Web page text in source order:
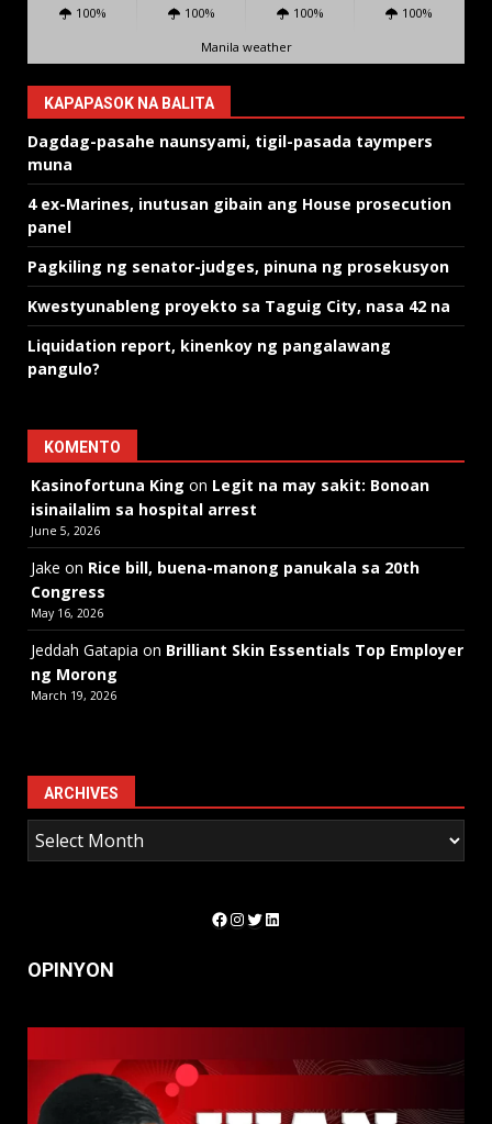
100% 100% 100% 100%
Manila weather
KAPAPASOK NA BALITA
Dagdag-pasahe naunsyami, tigil-pasada taympers
muna
4 ex-Marines, inutusan gibain ang House prosecution
panel
Pagkiling ng senator-judges, pinuna ng prosekusyon
Kwestyunableng proyekto sa Taguig City, nasa 42 na
Liquidation report, kinenkoy ng pangalawang
pangulo?
KOMENTO
Kasinofortuna King on Legit na may sakit: Bonoan
isinailalim sa hospital arrest
June 5, 2026
Jake on Rice bill, buena-manong panukala sa 20th
Congress
May 16, 2026
Jeddah Gatapia on Brilliant Skin Essentials Top Employer
ng Morong
March 19, 2026
ARCHIVES
Facebook
Instagram
Twitter
LinkedIn
OPINYON